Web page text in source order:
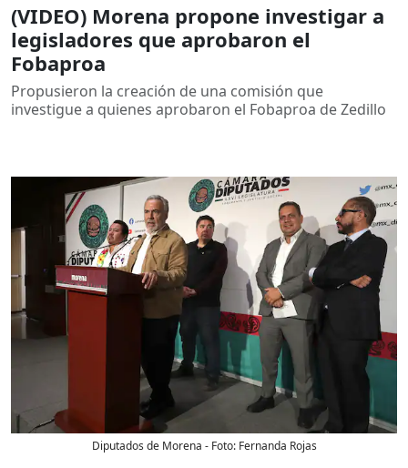
(VIDEO) Morena propone investigar a
legisladores que aprobaron el
Fobaproa
Propusieron la creación de una comisión que
investigue a quienes aprobaron el Fobaproa de Zedillo
Diputados de Morena - Foto: Fernanda Rojas